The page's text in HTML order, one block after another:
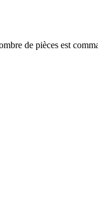
de pièces est